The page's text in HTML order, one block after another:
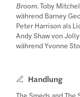
Broom. Toby
während Barney
Peter Harrison als
Andy Shaw von
während Yvonne
Handlung
The Smeds and